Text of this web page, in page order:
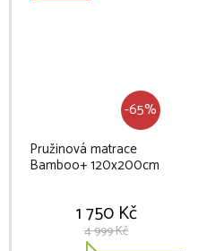
-65%
Pružinová matrace
Bamboo+ 120x200cm
1 750 Kč
4 999 Kč